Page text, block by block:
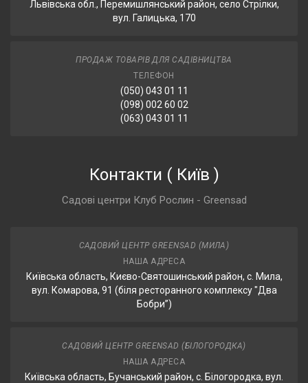
Львівська обл., Перемишлянський район, село Стрілки,
вул. Галицька, 170
ПРОДАЖ ТОВАРІВ ДЛЯ САДІВНИЦТВА
ТЕЛЕФОН
(050) 043 01 11
(098) 002 60 02
(063) 043 01 11
Контакти ( Київ )
Садові центри Клуб Рослин - Greensad
САДОВИЙ ЦЕНТР GREENSAD (МИЛА)
НАША АДРЕСА
Київська область, Києво-Святошинський район, с. Мила,
вул. Комарова, 91 (біля ресторанного комплексу "Два
Бобри”)
САДОВИЙ ЦЕНТР GREENSAD (БІЛОГОРОДКА)
НАША АДРЕСА
Київська область, Бучанський район, с. Білогородка, вул.